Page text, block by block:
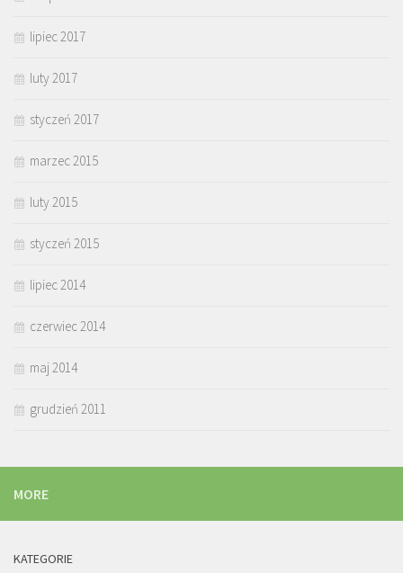
lipiec 2017
luty 2017
styczeń 2017
marzec 2015
luty 2015
styczeń 2015
lipiec 2014
czerwiec 2014
maj 2014
grudzień 2011
MORE
KATEGORIE